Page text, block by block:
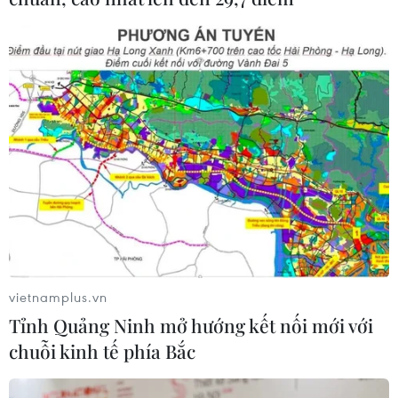
Thông điệp “Nước Việt Nam là một” của
Tổng Bí thư vang vọng truyền thông Mỹ
Latinh
27/04/2025 14:59
Prensa Latina trích đăng bài viết của Tổng Bí thư Tô
Lâm, trong đó nhấn mạnh chính sách hòa hợp dân tộc
đoàn kết toàn dân tộc.”
vietnamplus.vn
Tỉnh Quảng Ninh mở hướng kết nối mới với
chuỗi kinh tế phía Bắc